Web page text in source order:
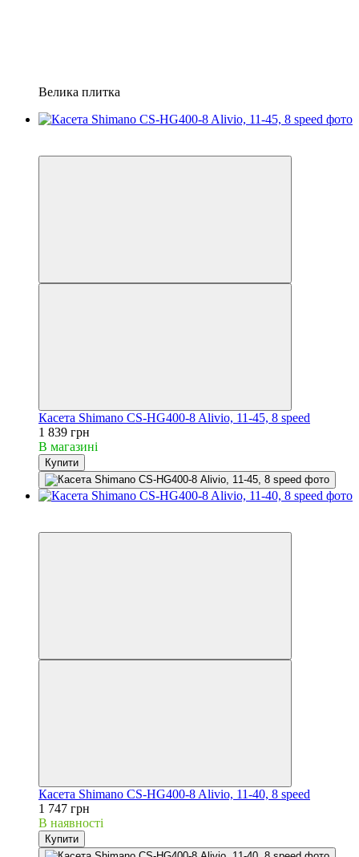
Велика плитка
Касета Shimano CS-HG400-8 Alivio, 11-45, 8 speed
1 839 грн
В магазині
Купити
Касета Shimano CS-HG400-8 Alivio, 11-40, 8 speed
1 747 грн
В наявності
Купити